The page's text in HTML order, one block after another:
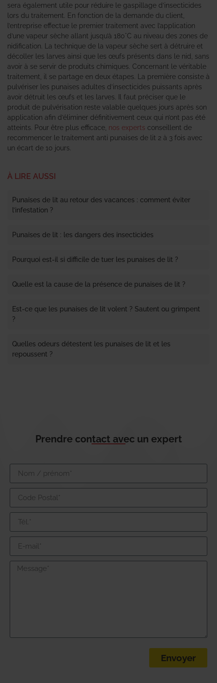
sera également utile pour réduire le gaspillage d’insecticides
lors du traitement. En fonction de la demande du client,
l’entreprise effectue le premier traitement avec l’application
d’une vapeur sèche allant jusqu’à 180°C au niveau des zones de
nidification. La technique de la vapeur sèche sert à détruire et
décoller les larves ainsi que les œufs présents dans le nid, sans
avoir à se servir de produits chimiques. Concernant le véritable
traitement, il se partage en deux étapes. La première consiste à
pulvériser les punaises adultes d’insecticides puissants après
avoir détruit les œufs et les larves. Il faut préciser que le
produit de pulvérisation reste valable quelques jours après son
application afin d’éliminer définitivement ceux qui n’ont pas été
atteints. Pour être plus efficace, nos experts conseillent de
recommencer le traitement anti punaises de lit 2 à 3 fois avec
un écart de 10 jours.
À LIRE AUSSI
Punaises de lit au retour des vacances : comment éviter
l’infestation ?
Punaises de lit : les dangers des insecticides
Pourquoi est-il si difficile de tuer les punaises de lit ?
Quelle est la cause de la présence de punaises de lit ?
Est-ce que les punaises de lit volent ? Sautent ou grimpent
?
Quelles odeurs détestent les punaises de lit et les
repoussent ?
Prendre contact avec un expert
Envoyer